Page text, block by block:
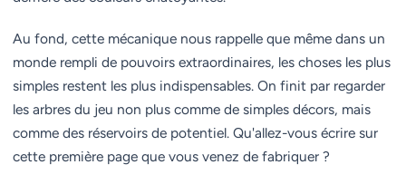
Au fond, cette mécanique nous rappelle que même dans un
monde rempli de pouvoirs extraordinaires, les choses les plus
simples restent les plus indispensables. On finit par regarder
les arbres du jeu non plus comme de simples décors, mais
comme des réservoirs de potentiel. Qu'allez-vous écrire sur
cette première page que vous venez de fabriquer ?